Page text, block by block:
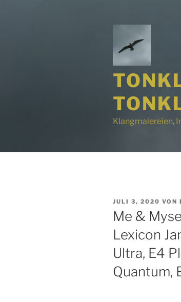
Klangmalereien,
VERÖFFENTLICHT
AM
JULI 3, 2020 VON
Me &
Lexicon
Ultra, E4
Quantum,